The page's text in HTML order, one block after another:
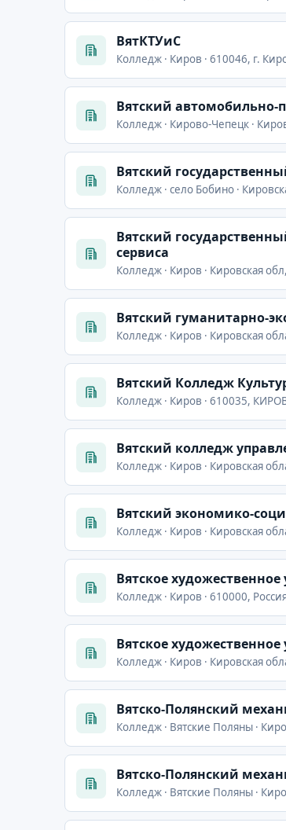
ВятКТУиС
Колледж · Киров · 610046, г.
Вятский
Колледж · Кирово-Чепецк ·
Вятский
Колледж · село Бобино ·
Вятский
сервиса
Колледж · Киров · Кировская
Вятский гуманитарно-
Колледж · Киров · Кировская
Вятский Колледж
Колледж · Киров · 610035,
Вятский колледж
Колледж · Киров · Кировская
Вятский экономико-
Колледж · Киров · Кировская
Вятское
Колледж · Киров · 610000,
Вятское
Колледж · Киров · Кировская
Вятско-Полянский
Колледж · Вятские Поляны ·
Вятско-Полянский
Колледж · Вятские Поляны ·